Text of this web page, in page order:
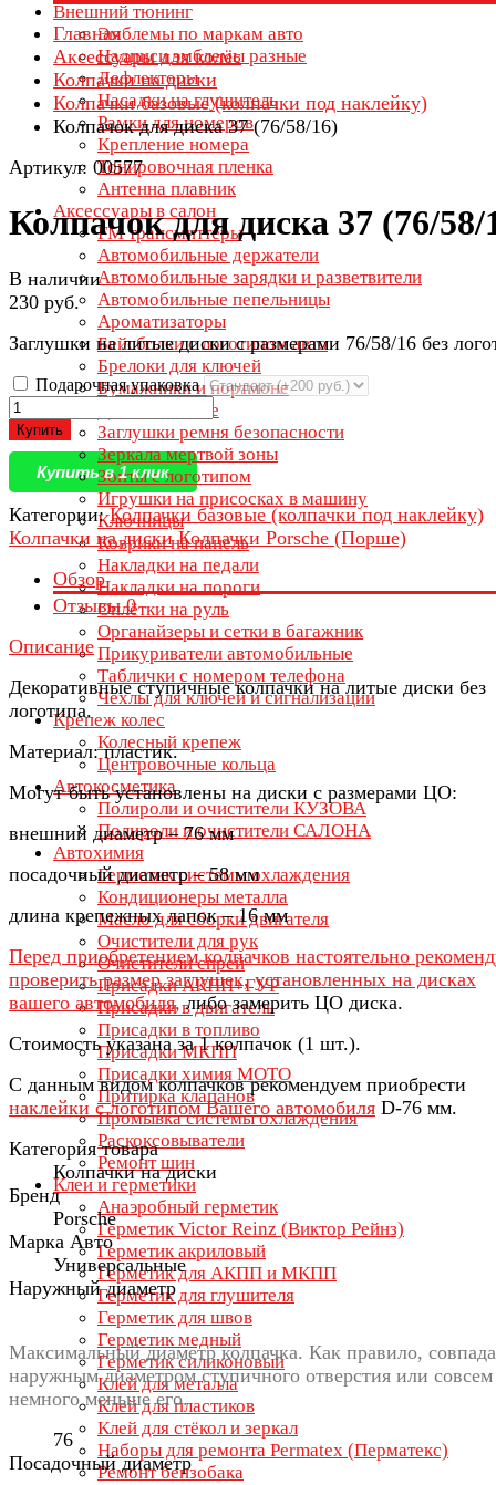
Внешний тюнинг
Эмблемы по маркам авто
Надписи эмблемы разные
Дефлекторы
Насадки на глушитель
Рамки для номеров
Крепление номера
Тонировочная пленка
Антенна плавник
Аксессуары в салон
FM трансмиттеры
Автомобильные держатели
Автомобильные зарядки и разветвители
Автомобильные пепельницы
Ароматизаторы
Бейсболки с логотипом авто
Брелоки для ключей
Бумажники и портмоне
Дети в машине
Заглушки ремня безопасности
Зеркала мертвой зоны
Зонты с логотипом
Игрушки на присосках в машину
Ключницы
Коврики на панель
Накладки на педали
Накладки на пороги
Оплётки на руль
Органайзеры и сетки в багажник
Прикуриватели автомобильные
Таблички с номером телефона
Чехлы для ключей и сигнализации
Крепеж колес
Колесный крепеж
Центровочные кольца
Автокосметика
Полироли и очистители КУЗОВА
Полироли и очистители САЛОНА
Автохимия
Герметик системы охлаждения
Кондиционеры металла
Масло для сборки двигателя
Очистители для рук
Очистители спрей
Присадки АКПП+ГУР
Присадки в двигатель
Присадки в топливо
Присадки МКПП
Присадки химия МОТО
Притирка клапанов
Промывка системы охлаждения
Раскоксовыватели
Ремонт шин
Клеи и герметики
Анаэробный герметик
Герметик Victor Reinz (Виктор Рейнз)
Герметик акриловый
Герметик для АКПП и МКПП
Герметик для глушителя
Герметик для швов
Герметик медный
Герметик силиконовый
Клей для металла
Клей для пластиков
Клей для стёкол и зеркал
Наборы для ремонта Permatex (Перматекс)
Ремонт бензобака
Главная
Аксессуары для колёс
Колпачки на диски
Колпачки базовые (колпачки под наклейку)
Колпачок для диска 37 (76/58/16)
Артикул: 00577
Колпачок для диска 37 (76/58/
В наличии
230 руб.
Заглушки на литые диски с размерами 76/58/16 без
Подарочная упаковка
Купить
Купить в 1 клик
Категории:Колпачки базовые (колпачки под наклейку)
Колпачки на диски Колпачки Porsche (Порше)
Обзор
Отзывы0
Описание
Декоративные ступичные колпачки на литые диски без
логотипа.
Материал: пластик.
Могут быть установлены на диски с размерами ЦО:
внешний диаметр – 76 мм
посадочный диаметр – 58 мм
длина крепежных лапок – 16 мм
Перед приобретением колпачков настоятельно
проверить размер заглушек, установленных на дисках
вашего автомобиля,либо замерить ЦО диска.
Стоимость указана за 1 колпачок (1 шт.).
С данным видом колпачков рекомендуем приобрести
наклейки с логотипом Вашего автомобиля D-76 мм.
Категория товара
Колпачки на диски
Бренд
Porsche
Марка Авто
Универсальные
Наружный диаметр
Максимальный диаметр колпачка. Как правило,
наружным диаметром ступичного отверстия или совсем
немного меньше его.
76
Посадочный диаметр